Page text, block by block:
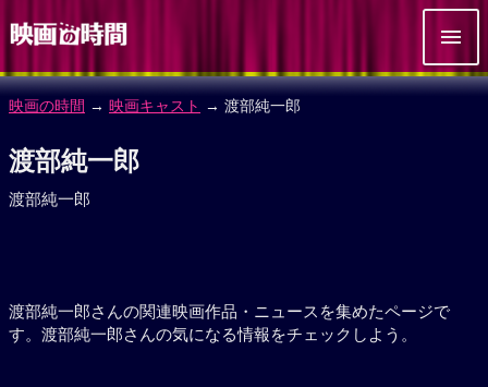
映画の時間 → 映画キャスト → 渡部純一郎
渡部純一郎
渡部純一郎
渡部純一郎さんの関連映画作品・ニュースを集めたページで
す。渡部純一郎さんの気になる情報をチェックしよう。